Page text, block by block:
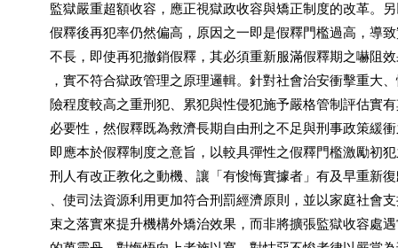
監獄嚴重超額收容，應正視獄政收容與矯正制度的改革。
假釋後再犯率仍然偏高，原因之一即是假釋門檻過高，導
不長，即使再犯撤銷假釋，其必須重新服滿假釋期之嚇阻
，實不符合獄政管理之原理邏輯。針對社會治安衝擊重大
險程度較高之重刑犯、累犯與性侵犯施予嚴格管制評估實
必要性，然假釋既為救濟長期自由刑之不足與刑事政策緩
即應本於假釋制度之意旨，以較具彈性之假釋門檻激勵初
刑人有改正教化之動機、讓「有悛悔實據者」有及早重新
、使司法資源利用更加符合刑罰經濟原則，並以家庭社會
束之落實來提升機構外矯治效果，而非將擴張監獄收容處